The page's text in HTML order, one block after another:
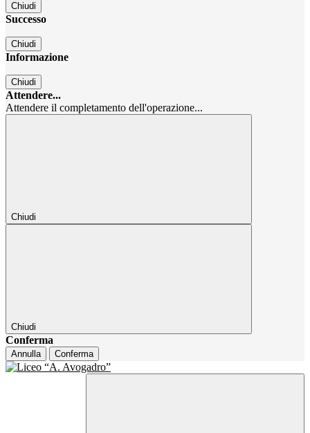
Chiudi
Successo
Chiudi
Informazione
Chiudi
Attendere...
Attendere il completamento dell'operazione...
Chiudi
Chiudi
Conferma
Annulla Conferma